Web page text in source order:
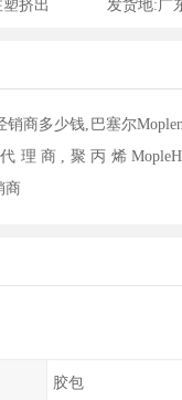
挤出 发货地:广
销商多少钱,巴塞尔
代理商,聚丙烯
商
胶包